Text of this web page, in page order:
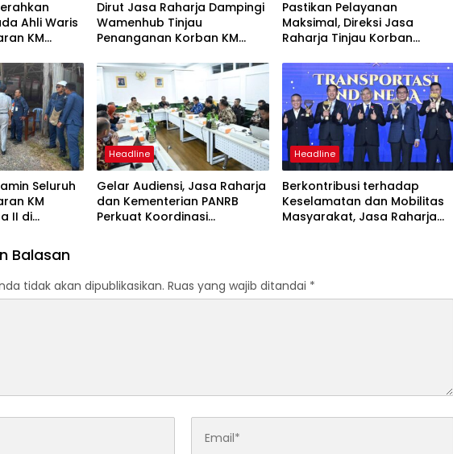
Ahli Waris
KM
Dirut Jasa Raharja Dampingi
Wamenhub Tinjau
Penanganan Korban KM
Surabaya
Pastikan Pelayanan
Maksimal, Direksi Jasa
Raharja Tinjau Korban
Sentosa II
Seluruh
KM
II di
Headline
Gelar Audiensi, Jasa Raharja
dan Kementerian PANRB
Perkuat Koordinasi
Headline
Berkontribusi terhadap
Keselamatan dan Mobilitas
Masyarakat, Jasa Raharja
Balasan
tidak akan dipublikasikan. Ruas yang wajib ditandai *